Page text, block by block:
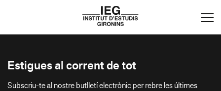
Estigues al corrent de tot
Subscriu-te al nostre butlletí electrònic per rebre les últimes